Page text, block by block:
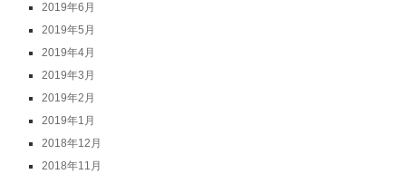
2019年6月
2019年5月
2019年4月
2019年3月
2019年2月
2019年1月
2018年12月
2018年11月